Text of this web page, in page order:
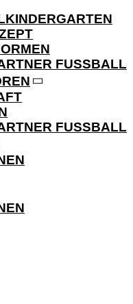
FUSSBALL
FUSSBALL